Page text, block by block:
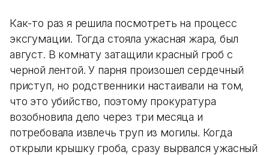
Как-то раз я решила посмотреть на процесс
эксгумации. Тогда стояла ужасная жара, был
август. В комнату затащили красный гроб с
черной лентой. У парня произошел сердечный
приступ, но родственники настаивали на том,
что это убийство, поэтому прокуратура
возобновила дело через три месяца и
потребовала извлечь труп из могилы. Когда
открыли крышку гроба, сразу вырвался ужасный